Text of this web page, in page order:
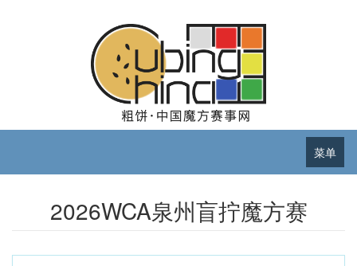
菜单
2026WCA泉州盲拧魔方赛